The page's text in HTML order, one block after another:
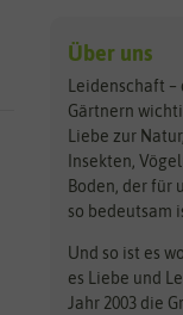
Über uns
Leidenschaft
Gärtnern
Liebe zur
Insekten,
Boden, der für
so bedeutsam
Und so ist es
es Liebe und
Jahr 2003 die